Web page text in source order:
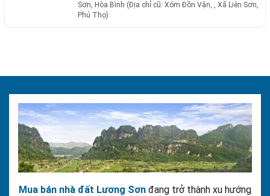
Sơn, Hòa Bình (Địa chỉ cũ: Xóm Đồn Vận, , Xã Liên Sơn,
Phú Thọ)
Mua bán nhà đất Lương Sơn đang trở thành xu hướng